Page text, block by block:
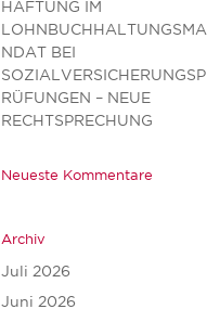
HAFTUNG IM
LOHNBUCHHALTUNGSMA
NDAT BEI
SOZIALVERSICHERUNGSP
RÜFUNGEN – NEUE
RECHTSPRECHUNG
Neueste Kommentare
Archiv
Juli 2026
Juni 2026